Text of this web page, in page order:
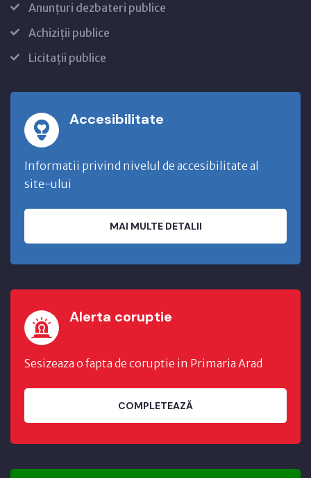
Anunțuri dezbateri publice
Achiziții publice
Licitații publice
Accesibilitate
Informatii privind nivelul de accesibilitate al
site-ului
MAI MULTE DETALII
Alerta coruptie
Sesizeaza o fapta de coruptie in Primaria Arad
COMPLETEAZĂ